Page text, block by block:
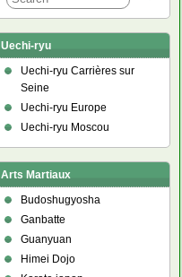
Uechi-ryu
Uechi-ryu Carrières sur
Seine
Uechi-ryu Europe
Uechi-ryu Moscou
Arts Martiaux
Budoshugyosha
Ganbatte
Guanyuan
Himei Dojo